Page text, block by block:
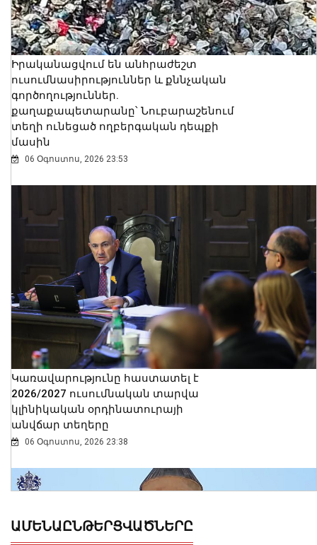
Իրականացվում են անհրաժեշտ
ուսումնասիրություններ և քննչական
գործողություններ.
քաղաքապետարանը՝ Նուբարաշենում
տեղի ունեցած ողբերգական դեպքի
մասին
06 Օգոստոս, 2026 23:53
Կառավարությունը հաստատել է
2026/2027 ուսումնական տարվա
կլինիկական օրդինատուրայի
անվճար տեղերը
06 Օգոստոս, 2026 23:38
ԱՄԵՆԱԸՆԹԵՐՑՎԱԾՆԵՐԸ